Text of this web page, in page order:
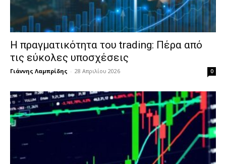
Η πραγματικότητα του trading: Πέρα από
τις εύκολες υποσχέσεις
Γιάννης Λαμπρίδης - 28 Απριλίου 2026 0